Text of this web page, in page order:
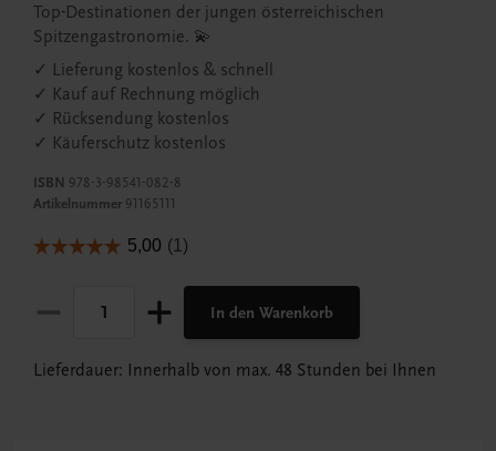
Top-Destinationen der jungen österreichischen
Spitzengastronomie. 💫
✓ Lieferung kostenlos & schnell
✓ Kauf auf Rechnung möglich
✓ Rücksendung kostenlos
✓ Käuferschutz kostenlos
ISBN 978-3-98541-082-8
Artikelnummer 91165111
In den Warenkorb
Lieferdauer: Innerhalb von max. 48 Stunden bei Ihnen